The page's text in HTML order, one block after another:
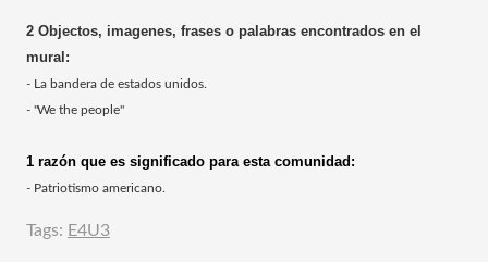
2 Objectos, imagenes, frases o palabras encontrados en el
mural:
- La bandera de estados unidos.
- "We the people"
1 razón que es significado para esta comunidad:
- Patriotismo americano.
Tags: E4U3